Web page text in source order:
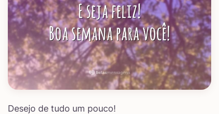
Desejo de tudo um pouco!